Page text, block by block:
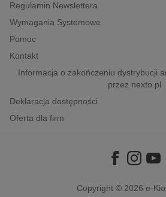
popularno-naukowe
historia
Regulamin Newslettera
Wymagania Systemowe
Pomoc
Kontakt
Informacja o zakończeniu dystrybucji
przez nexto.pl
Deklaracja dostępności
Oferta dla firm
Copyright © 2026 e-